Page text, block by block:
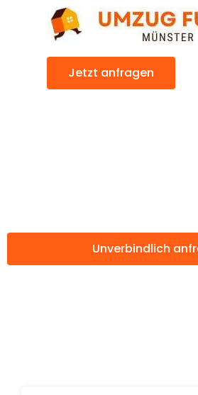
Jetzt anfragen
Unverbindlich